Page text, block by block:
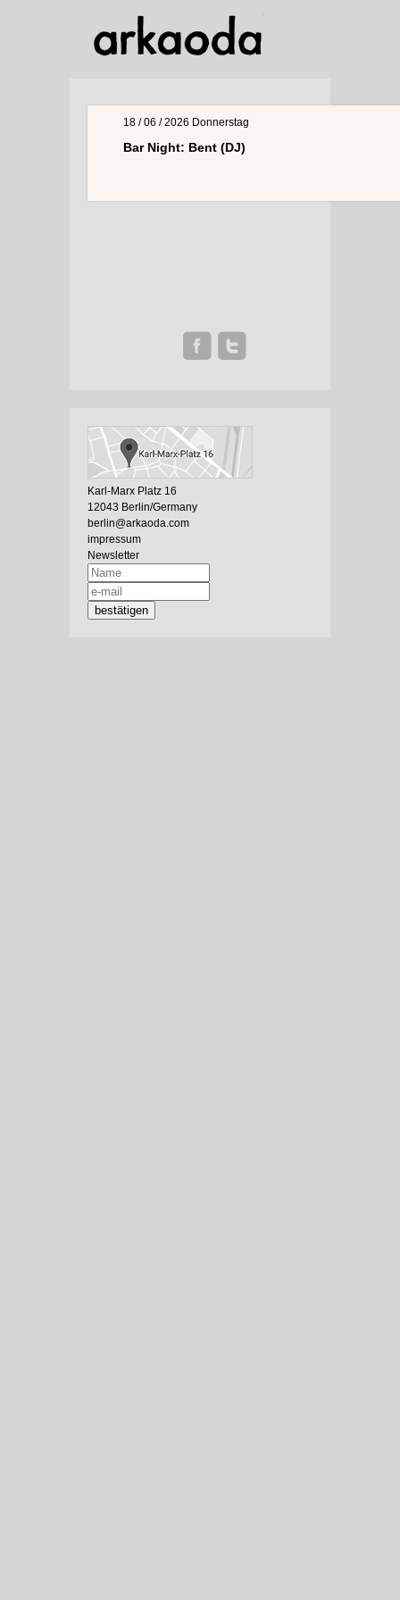
18 / 06 / 2026 Donnerstag
Bar Night: Bent (DJ)
Karl-Marx Platz 16
12043 Berlin/Germany
berlin@arkaoda.com
impressum
Newsletter